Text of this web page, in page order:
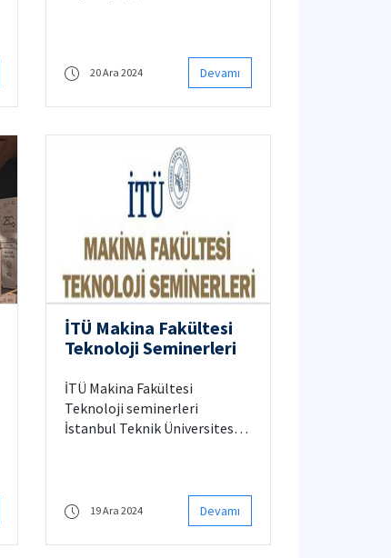
20 Ara 2024 Devamı
İTÜ Makina Fakültesi
Teknoloji Seminerleri
İTÜ Makina Fakültesi
Teknoloji seminerleri
İstanbul Teknik Üniversitesi
düzenlenmektedir. Birçok
saygın akademisyenin
yaptıkları güncel çalışmaları
19 Ara 2024 Devamı